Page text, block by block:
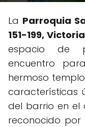
La Parroquia
151-199,
espacio de
encuentro
hermoso
características
del barrio en el
reconocido